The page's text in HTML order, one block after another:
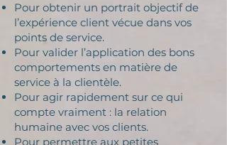
Pour obtenir un portrait objectif de
l’expérience client vécue dans vos
points de service.
Pour valider l’application des bons
comportements en matière de
service à la clientèle.
Pour agir rapidement sur ce qui
compte vraiment : la relation
humaine avec vos clients.
Pour permettre aux petites